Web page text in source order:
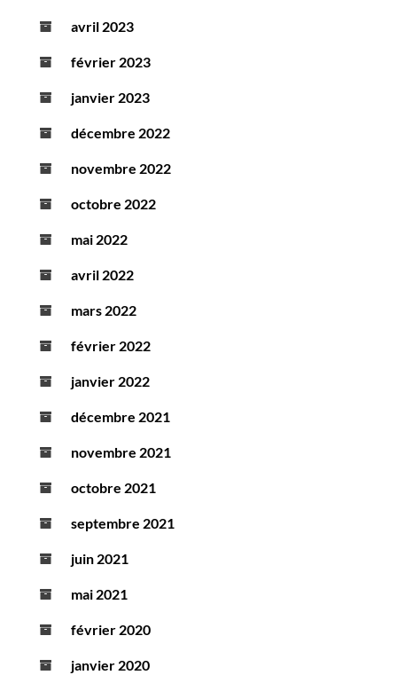
avril 2023
février 2023
janvier 2023
décembre 2022
novembre 2022
octobre 2022
mai 2022
avril 2022
mars 2022
février 2022
janvier 2022
décembre 2021
novembre 2021
octobre 2021
septembre 2021
juin 2021
mai 2021
février 2020
janvier 2020